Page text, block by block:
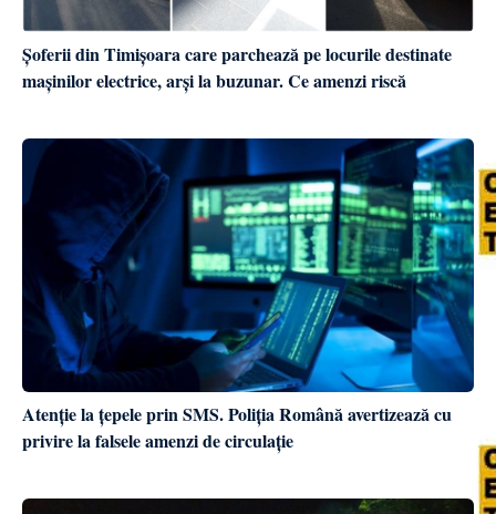
Șoferii din Timișoara care parchează pe locurile destinate
mașinilor electrice, arși la buzunar. Ce amenzi riscă
Atenție la țepele prin SMS. Poliția Română avertizează cu
privire la falsele amenzi de circulație